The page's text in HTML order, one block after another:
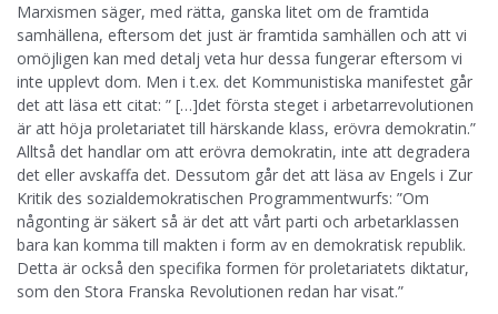
Marxismen säger, med rätta, ganska litet om de framtida
samhällena, eftersom det just är framtida samhällen och att vi
omöjligen kan med detalj veta hur dessa fungerar eftersom vi
inte upplevt dom. Men i t.ex. det Kommunistiska manifestet går
det att läsa ett citat: ” […]det första steget i arbetarrevolutionen
är att höja proletariatet till härskande klass, erövra demokratin.”
Alltså det handlar om att erövra demokratin, inte att degradera
det eller avskaffa det. Dessutom går det att läsa av Engels i Zur
Kritik des sozialdemokratischen Programmentwurfs: ”Om
någonting är säkert så är det att vårt parti och arbetarklassen
bara kan komma till makten i form av en demokratisk republik.
Detta är också den specifika formen för proletariatets diktatur,
som den Stora Franska Revolutionen redan har visat.”